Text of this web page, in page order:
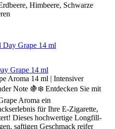
Himbeere, Schwarze
Grape 14 ml
Aroma 14 ml | Intensiver
Note 🍇❄️ Entdecken Sie mit
Aroma ein
für Ihre E-Zigarette,
Dieses hochwertige Longfill-
saftigen Geschmack reifer